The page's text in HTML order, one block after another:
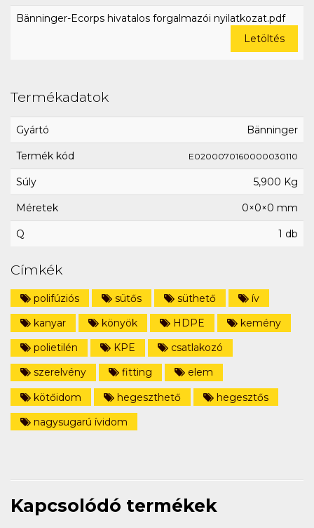
Bänninger-Ecorps hivatalos forgalmazói nyilatkozat.pdf
Letöltés
Termékadatok
Gyártó Bänninger
Termék kód E0200070160000030110
Súly 5,900 Kg
Méretek 0×0×0 mm
Q 1 db
Címkék
polifúziós sütős süthető
ív
kanyar
könyök HDPE
kemény
polietilén
KPE
csatlakozó
szerelvény
fitting
elem
kötőidom
hegeszthető
hegesztős
nagysugarú ívidom
Kapcsolódó termékek